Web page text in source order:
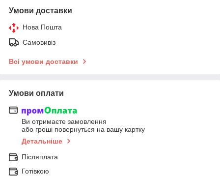
Умови доставки
Нова Пошта
Самовивіз
Всі умови доставки
Умови оплати
Ви отримаєте замовлення
або гроші повернуться на вашу картку
Детальніше
Післяплата
Готівкою